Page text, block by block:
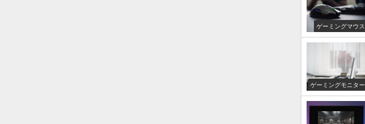
ゲーミングマウス
ゲーミングモニター